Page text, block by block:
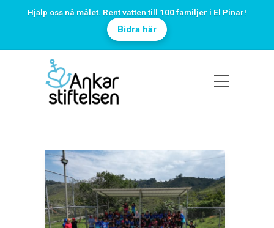
Hjälp oss nå målet. Rent vatten till 100 familjer i El Pinar!
Bidra här